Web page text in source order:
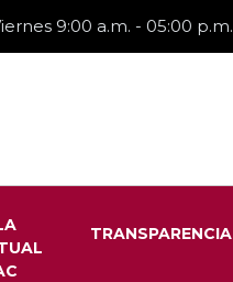
9:00 a.m. - 05:00 p.m.
TRANSPARENCIA